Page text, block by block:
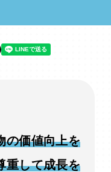
の価値向上を
重して成長を